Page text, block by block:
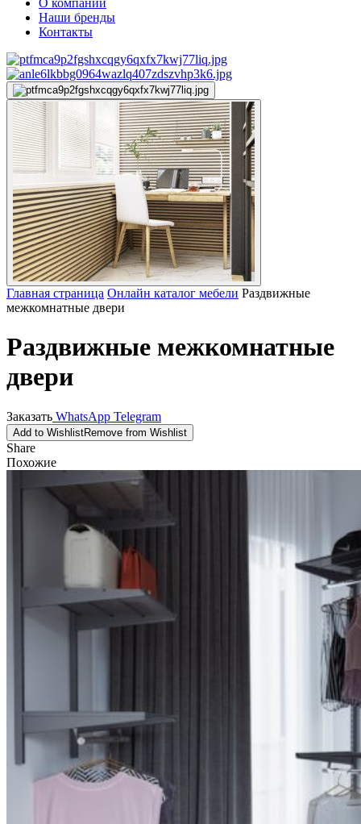
О компании
Наши бренды
Контакты
Главная страница Онлайн каталог мебели Раздвижные
межкомнатные двери
Раздвижные межкомнатные
двери
Заказать WhatsApp Telegram
Add to WishlistRemove from Wishlist
Share
Похожие